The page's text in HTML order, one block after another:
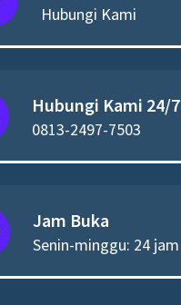
Hubungi Kami
Hubungi Kami 24/7
0813-2497-7503
Jam Buka
Senin-minggu: 24 jam